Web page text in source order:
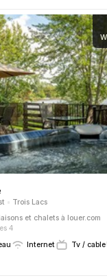
Trois Lacs
et chalets à louer.com
4
Internet Tv / cable